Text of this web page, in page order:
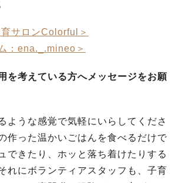
サロンColorful＞
：ena._.mineo＞
考えている方へメッセージをお願
ような感覚で気軽にいらしてくださ
作った温かいごはんを食べるだけで
できたり、ホッと落ち着けたりする
れにボランティアスタッフも、子育